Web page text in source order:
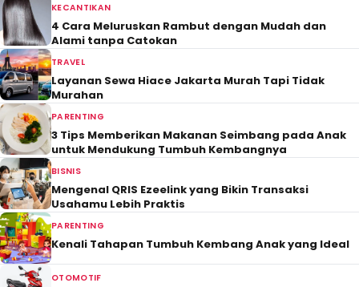
KECANTIKAN
4 Cara Meluruskan Rambut dengan Mudah dan
Alami tanpa Catokan
TRAVEL
Layanan Sewa Hiace Jakarta Murah Tapi Tidak
Murahan
PARENTING
3 Tips Memberikan Makanan Seimbang pada Anak
untuk Mendukung Tumbuh Kembangnya
BISNIS
Mengenal QRIS Ezeelink yang Bikin Transaksi
Usahamu Lebih Praktis
PARENTING
Kenali Tahapan Tumbuh Kembang Anak yang Ideal
OTOMOTIF